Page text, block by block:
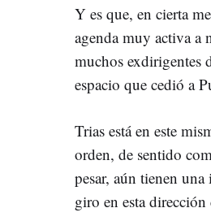
Y es que, en cierta
agenda muy activa
muchos exdirigentes
espacio que cedió a
Trias está en este
orden, de sentido
pesar, aún tienen
giro en esta